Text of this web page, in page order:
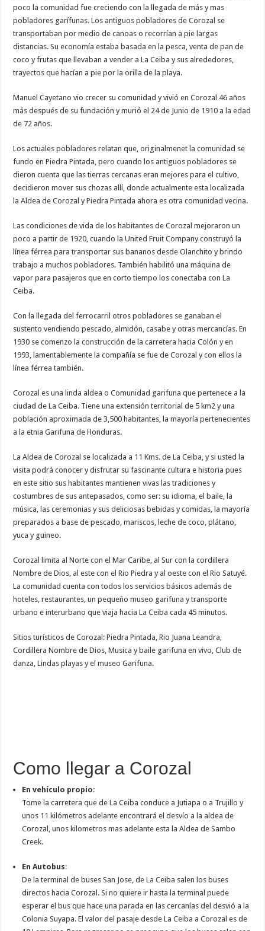
poco la comunidad fue creciendo con la llegada de más y mas
pobladores garífunas. Los antiguos pobladores de Corozal se
transportaban por medio de canoas o recorrían a pie largas
distancias. Su economía estaba basada en la pesca, venta de pan de
coco y frutas que llevaban a vender a La Ceiba y sus alrededores,
trayectos que hacían a pie por la orilla de la playa.
Manuel Cayetano vio crecer su comunidad y vivió en Corozal 46 años
más después de su fundación y murió el 24 de Junio de 1910 a la edad
de 72 años.
Los actuales pobladores relatan que, originalmenet la comunidad se
fundo en Piedra Pintada, pero cuando los antiguos pobladores se
dieron cuenta que las tierras cercanas eran mejores para el cultivo,
decidieron mover sus chozas allí, donde actualmente esta localizada
la Aldea de Corozal y Piedra Pintada ahora es otra comunidad vecina.
Las condiciones de vida de los habitantes de Corozal mejoraron un
poco a partir de 1920, cuando la United Fruit Company construyó la
línea férrea para transportar sus bananos desde Olanchito y brindo
trabajo a muchos pobladores. También habilitó una máquina de
vapor para pasajeros que en corto tiempo los conectaba con La
Ceiba.
Con la llegada del ferrocarril otros pobladores se ganaban el
sustento vendiendo pescado, almidón, casabe y otras mercancías. En
1930 se comenzo la construcción de la carretera hacia Colón y en
1993, lamentablemente la compañía se fue de Corozal y con ellos la
línea férrea también.
Corozal es una linda aldea o Comunidad garifuna que pertenece a la
ciudad de La Ceiba. Tiene una extensión territorial de 5 km2 y una
población aproximada de 3,500 habitantes, la mayoría pertenecientes
a la etnia Garifuna de Honduras.
La Aldea de Corozal se localizada a 11 Kms. de La Ceiba, y si usted la
visita podrá conocer y disfrutar su fascinante cultura e historia pues
en este sitio sus habitantes mantienen vivas las tradiciones y
costumbres de sus antepasados, como ser: su idioma, el baile, la
música, las ceremonias y sus deliciosas bebidas y comidas, la mayoría
preparados a base de pescado, mariscos, leche de coco, plátano,
yuca y guineo.
Corozal limita al Norte con el Mar Caribe, al Sur con la cordillera
Nombre de Dios, al este con el Rio Piedra y al oeste con el Rio Satuyé.
La comunidad cuenta con todos los servicios básicos además de
hoteles, restaurantes, un pequeño museo garifuna y transporte
urbano e interurbano que viaja hacia La Ceiba cada 45 minutos.
Sitios turísticos de Corozal: Piedra Pintada, Rio Juana Leandra,
Cordillera Nombre de Dios, Musica y baile garifuna en vivo, Club de
danza, Lindas playas y el museo Garifuna.
Como llegar a Corozal
En vehículo propio:
Tome la carretera que de La Ceiba conduce a Jutiapa o a Trujillo y
unos 11 kilómetros adelante encontrará el desvío a la aldea de
Corozal, unos kilometros mas adelante esta la Aldea de Sambo
Creek.
En Autobus:
De la terminal de buses San Jose, de La Ceiba salen los buses
directos hacia Corozal. Si no quiere ir hasta la terminal puede
esperar el bus que hace una parada en las cercanías del desvió a la
Colonia Suyapa. El valor del pasaje desde La Ceiba a Corozal es de